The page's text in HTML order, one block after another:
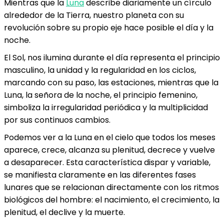
Mientras que la Lunadescribe diariamente un círculo
alrededor de la Tierra, nuestro planeta con su
revolución sobre su propio eje hace posible el día y la
noche.
El Sol, nos ilumina durante el día representa el principio
masculino, la unidad y la regularidad en los ciclos,
marcando con su paso, las estaciones, mientras que la
Luna, la señora de la noche, el principio femenino,
simboliza la irregularidad periódica y la multiplicidad
por sus continuos cambios.
Podemos ver a la Luna en el cielo que todos los meses
aparece, crece, alcanza su plenitud, decrece y vuelve
a desaparecer. Esta característica dispar y variable,
se manifiesta claramente en las diferentes fases
lunares que se relacionan directamente con los ritmos
biológicos del hombre: el nacimiento, el crecimiento, la
plenitud, el declive y la muerte.